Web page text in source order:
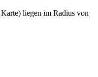
liegen im Radius von